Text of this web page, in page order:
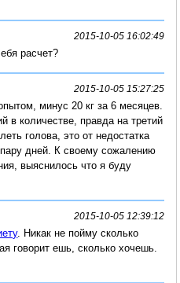
2015-10-05 16:02:49
расчет?
2015-10-05 15:27:25
минус 20 кг за 6 месяцев.
в количестве, правда на третий
голова, это от недостатка
дней. К своему сожалению
выяснилось что я буду
2015-10-05 12:39:12
. Никак не пойму сколько
говорит ешь, сколько хочешь.